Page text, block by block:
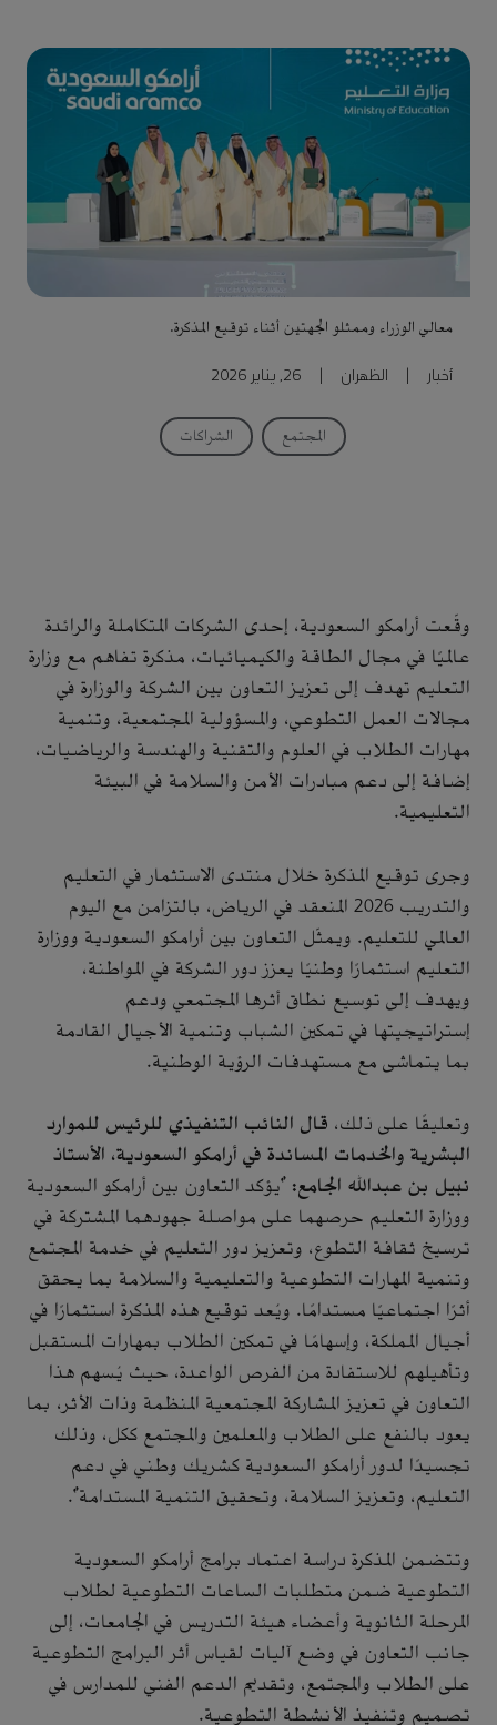
معالي الوزراء وممثلو الجهتين أثناء توقيع المذكرة.
أخبار الظهران 26, يناير 2026
المجتمع الشراكات
وقّعت أرامكو السعودية، إحدى الشركات المتكاملة والرائدة
عالميًا في مجال الطاقة والكيميائيات، مذكرة تفاهم مع وزارة
التعليم تهدف إلى تعزيز التعاون بين الشركة والوزارة في
مجالات العمل التطوعي، والمسؤولية المجتمعية، وتنمية
مهارات الطلاب في العلوم والتقنية والهندسة والرياضيات،
إضافة إلى دعم مبادرات الأمن والسلامة في البيئة
التعليمية.
وجرى توقيع المذكرة خلال منتدى الاستثمار في التعليم
والتدريب 2026 المنعقد في الرياض، بالتزامن مع اليوم
العالمي للتعليم. ويمثّل التعاون بين أرامكو السعودية ووزارة
التعليم استثمارًا وطنيًا يعزز دور الشركة في المواطنة،
ويهدف إلى توسيع نطاق أثرها المجتمعي ودعم
إستراتيجيتها في تمكين الشباب وتنمية الأجيال القادمة
بما يتماشى مع مستهدفات الرؤية الوطنية.
وتعليقًا على ذلك، قال النائب التنفيذي للرئيس للموارد
البشرية والخدمات المساندة في أرامكو السعودية، الأستاذ
نبيل بن عبدالله الجامع: "يؤكد التعاون بين أرامكو السعودية
ووزارة التعليم حرصهما على مواصلة جهودهما المشتركة في
ترسيخ ثقافة التطوع، وتعزيز دور التعليم في خدمة المجتمع
وتنمية المهارات التطوعية والتعليمية والسلامة بما يحقق
أثرًا اجتماعيًا مستدامًا. ويُعد توقيع هذه المذكرة استثمارًا في
أجيال المملكة، وإسهامًا في تمكين الطلاب بمهارات المستقبل
وتأهيلهم للاستفادة من الفرص الواعدة، حيث يُسهم هذا
التعاون في تعزيز المشاركة المجتمعية المنظمة وذات الأثر، بما
يعود بالنفع على الطلاب والمعلمين والمجتمع ككل، وذلك
تجسيدًا لدور أرامكو السعودية كشريك وطني في دعم
التعليم، وتعزيز السلامة، وتحقيق التنمية المستدامة".
وتتضمن المذكرة دراسة اعتماد برامج أرامكو السعودية
التطوعية ضمن متطلبات الساعات التطوعية لطلاب
المرحلة الثانوية وأعضاء هيئة التدريس في الجامعات، إلى
جانب التعاون في وضع آليات لقياس أثر البرامج التطوعية
على الطلاب والمجتمع، وتقديم الدعم الفني للمدارس في
تصميم وتنفيذ الأنشطة التطوعية.